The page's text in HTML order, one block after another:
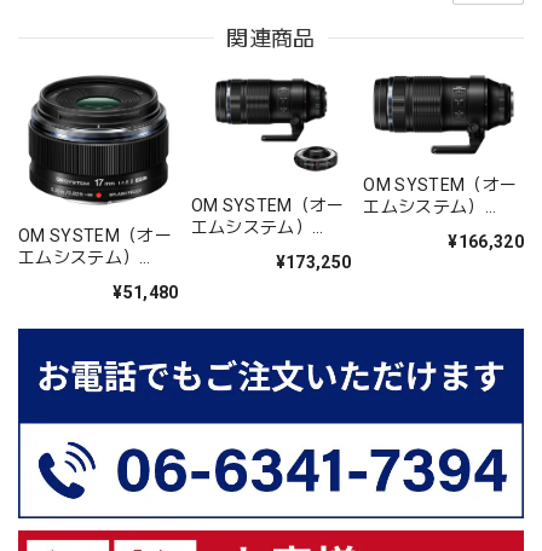
関連商品
OM SYSTEM（オー
エムシステム）
17mm F1.8 II¥51,480
OM SYSTEM（オー
エムシステム）
100-400mm F5.0-
¥173,250
OM SYSTEM（オー
エムシステム）
100-400mm F5.0-
¥166,320